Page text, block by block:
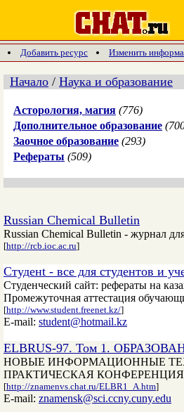
Добавить ресурс Изменить
Начало / Наука и образование
Асторология, магия (776)
Дополнительное образование
Заочное образование (293)
Рефераты (509)
Russian Chemical Bulletin
Russian Chemical Bulletin - журнал
[http://rcb.ioc.ac.ru]
Студенt - все для студентов и
Студенческий сайт: рефераты на
Промежуточная аттестация
[http://www.student.freenet.kz/]
E-mail: student@hotmail.kz
ELBRUS-97. Том 1.
НОВЫЕ ИНФОРМАЦИОННЫЕ
ПРАКТИЧЕСКАЯ КОНФЕРЕНЦИЯ
[http://znamenvs.chat.ru/ELBR1_A.htm]
E-mail: znamensk@sci.ccny.cuny.edu